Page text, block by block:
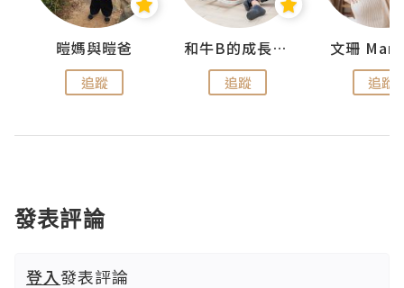
暟媽與暟爸
追蹤
和牛B的成長日記
追蹤
文珊
追蹤
發表評論
登入發表評論